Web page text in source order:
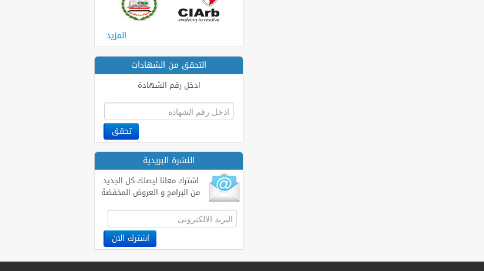
المزيد
التحقق من الشهادات
ادخل رقم الشهادة
النشرة البريدية
اشترك معانا ليصلك كل الجديد
من البرامج و العروض المخفضة